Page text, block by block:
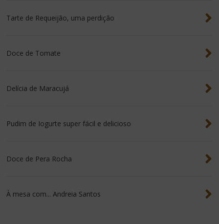
Tarte de Requeijão, uma perdição
Doce de Tomate
Delícia de Maracujá
Pudim de Iogurte super fácil e delicioso
Doce de Pera Rocha
À mesa com... Andreia Santos